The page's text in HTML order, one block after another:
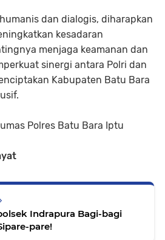
dan dialogis, diharapkan
kesadaran
menjaga keamanan dan
sinergi antara Polri dan
Kabupaten Batu Bara
Polres Batu Bara Iptu
Indrapura Bagi-bagi
pare!